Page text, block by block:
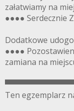
załatwiamy na
●●●● Serdecznie
Dodatkowe
●●●●
zamiana na
Ten egzemplarz